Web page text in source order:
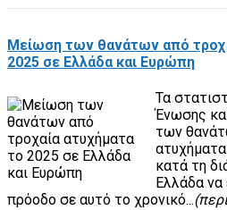
Mείωση των θανάτων από
2025 σε Ελλάδα και Ευρώπη
Τα
Ένωσης
των
κατά τη
Ελλάδα να
πρόοδο σε αυτό το χρονικό...